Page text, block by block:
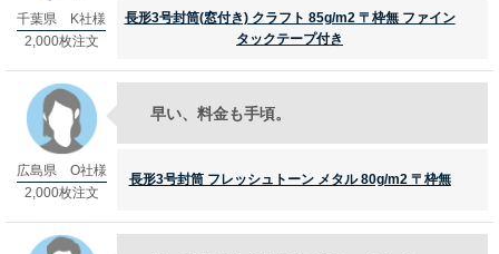
角形6号
角形7号
角形20号
お問い合わせ
お問い合わせ
無料サンプル請求
千葉県 K社様
2,000枚注文
長形3号封筒(窓付き) クラフト 85g/m2 〒枠無 ファイン
タックテープ付き
広島県 O社様
2,000枚注文
早い、料金も手頃。
長形3号封筒 フレッシュトーン メタル 80g/m2 〒枠無